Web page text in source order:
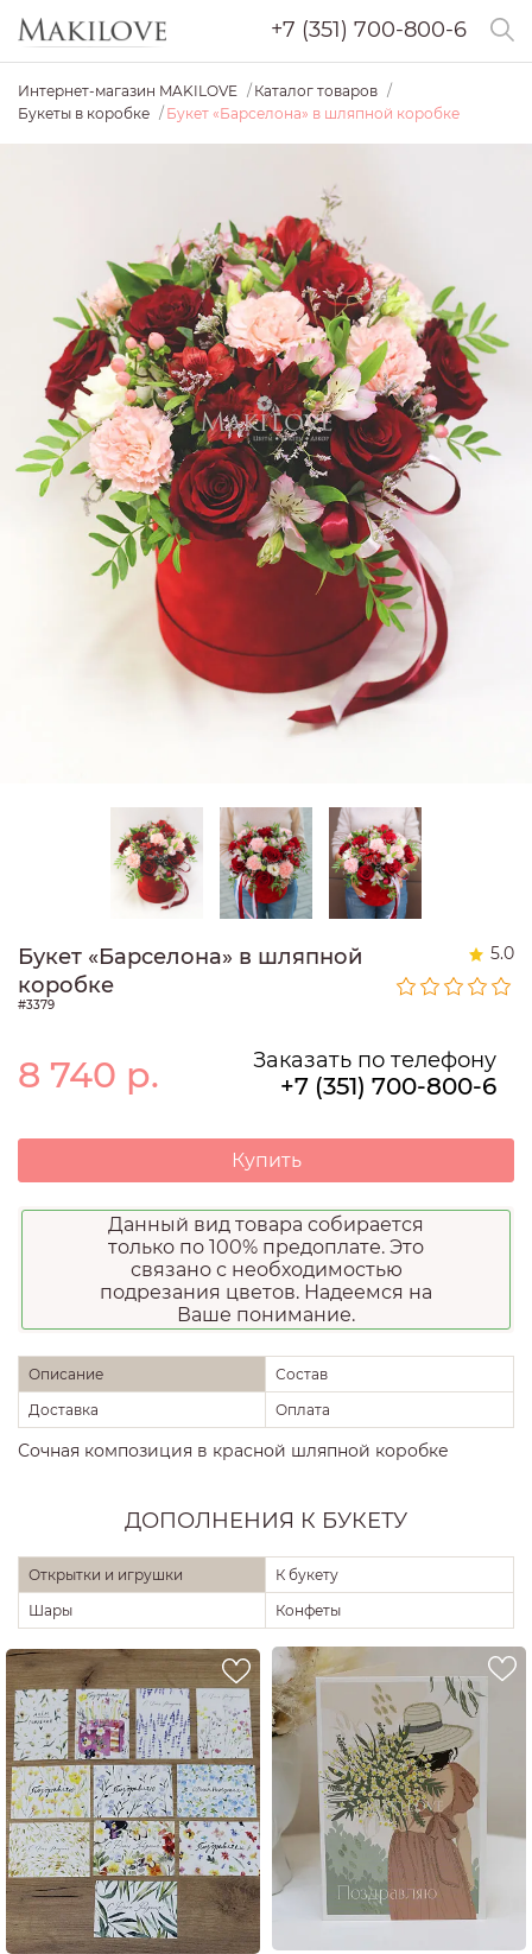
+7 (351) 700-800-6
Интернет-магазин MAKILOVE
Каталог товаров
Букеты в коробке
Букет «Барселона» в шляпной коробке
Букет «Барселона» в шляпной
коробке
5.0
#3379
8 740 р. Заказать по телефону
+7 (351) 700-800-6
Купить
Данный вид товара собирается
только по 100% предоплате. Это
связано с необходимостью
подрезания цветов. Надеемся на
Ваше понимание.
Описание
Состав
Доставка
Оплата
Сочная композиция в красной шляпной коробке
ДОПОЛНЕНИЯ К БУКЕТУ
Открытки и игрушки
К букету
Шары
Конфеты